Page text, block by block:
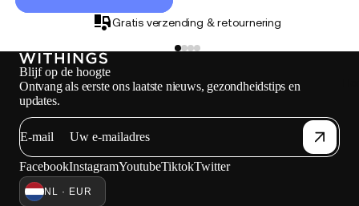
Gratis verzending & retournering
Blijf op de hoogte
Ontvang als eerste ons laatste nieuws, gezondheidstips en
updates.
E-mail
FacebookInstagramYoutubeTiktokTwitter
NL · EUR